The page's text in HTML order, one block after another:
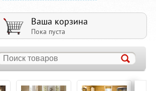
Ваша корзина
Пока пуста